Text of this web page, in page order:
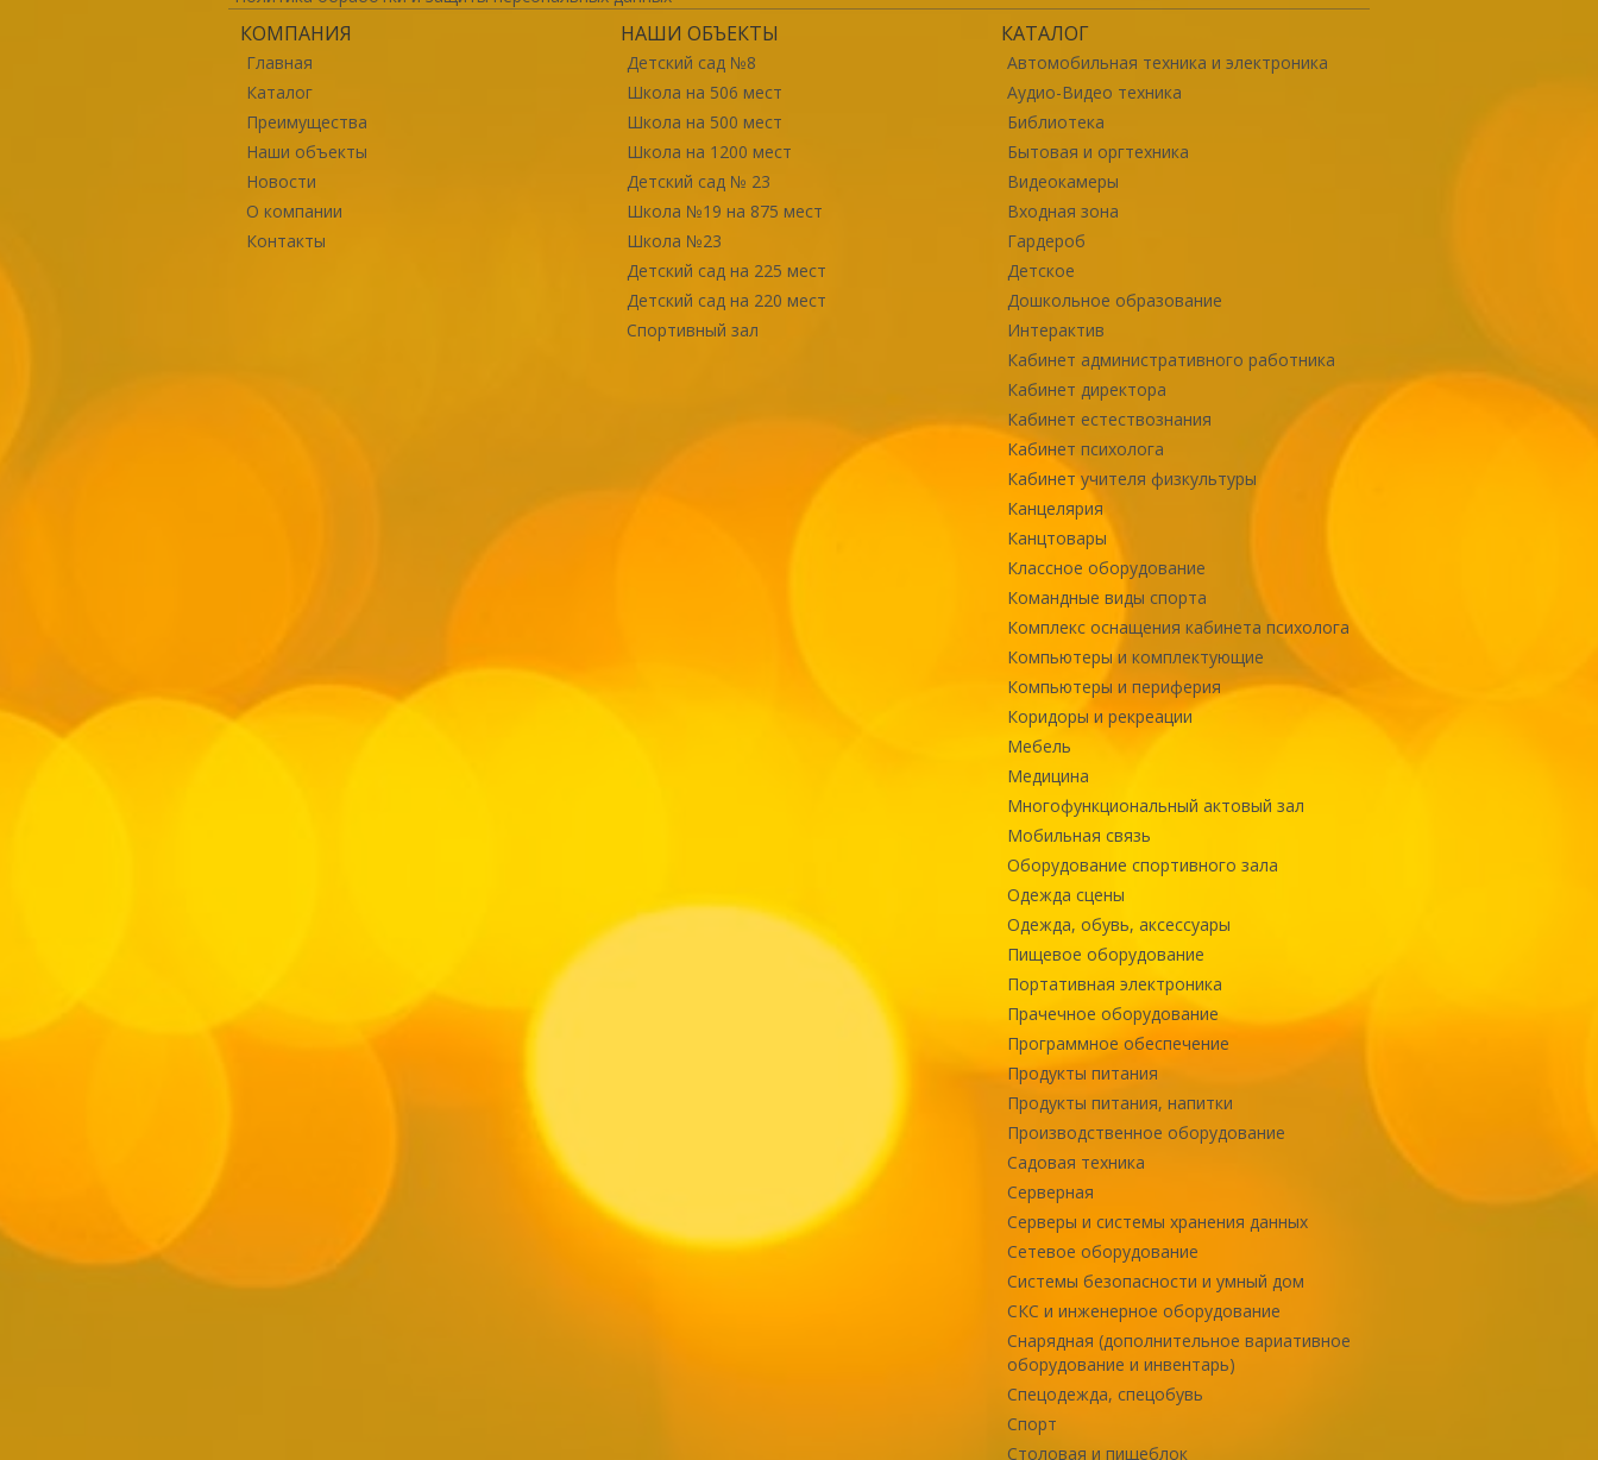
КОМПАНИЯ
Главная
Каталог
Преимущества
Наши объекты
Новости
О компании
Контакты
НАШИ ОБЪЕКТЫ
Детский сад №8
Школа на 506 мест
Школа на 500 мест
Школа на 1200 мест
Детский сад № 23
Школа №19 на 875 мест
Школа №23
Детский сад на 225 мест
Детский сад на 220 мест
Спортивный зал
КАТАЛОГ
Автомобильная техника и электроника
Аудио-Видео техника
Библиотека
Бытовая и оргтехника
Видеокамеры
Входная зона
Гардероб
Детское
Дошкольное образование
Интерактив
Кабинет административного работника
Кабинет директора
Кабинет естествознания
Кабинет психолога
Кабинет учителя физкультуры
Канцелярия
Канцтовары
Классное оборудование
Командные виды спорта
Комплекс оснащения кабинета психолога
Компьютеры и комплектующие
Компьютеры и периферия
Коридоры и рекреации
Мебель
Медицина
Многофункциональный актовый зал
Мобильная связь
Оборудование спортивного зала
Одежда сцены
Одежда, обувь, аксессуары
Пищевое оборудование
Портативная электроника
Прачечное оборудование
Программное обеспечение
Продукты питания
Продукты питания, напитки
Производственное оборудование
Садовая техника
Серверная
Серверы и системы хранения данных
Сетевое оборудование
Системы безопасности и умный дом
СКС и инженерное оборудование
Снарядная (дополнительное вариативное
оборудование и инвентарь)
Спецодежда, спецобувь
Спорт
Столовая и пищеблок